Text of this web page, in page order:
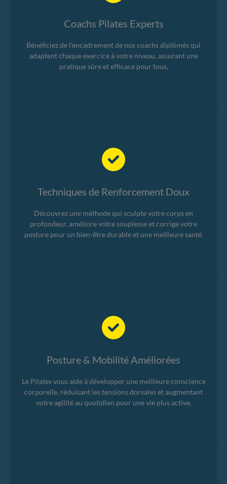
Coachs Pilates Experts
Bénéficiez de l’encadrement de nos coachs diplômés qui
adaptent chaque exercice à votre niveau, assurant une
pratique sûre et efficace pour tous.
Techniques de Renforcement Doux
Découvrez une méthode qui sculpte votre corps en
profondeur, améliore votre souplesse et corrige votre
posture pour un bien-être durable et une meilleure santé.
Posture & Mobilité Améliorées
Le Pilates vous aide à développer une meilleure conscience
corporelle, réduisant les tensions dorsales et augmentant
votre agilité au quotidien pour une vie plus active.